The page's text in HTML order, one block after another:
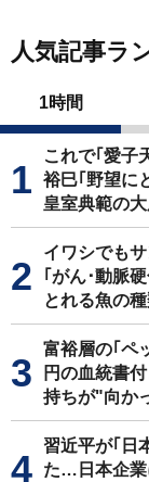
人気記事ラ
1時間
これで｢愛子
裕巳｢野望に
皇室典範の
イワシでも
｢がん･動脈
とれる魚の
富裕層の｢ペ
円の血統書
持ちが"向か
習近平が｢日
た…日本企業